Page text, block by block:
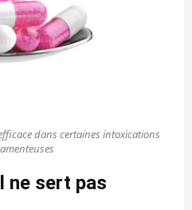
dans certaines intoxications
ne sert pas